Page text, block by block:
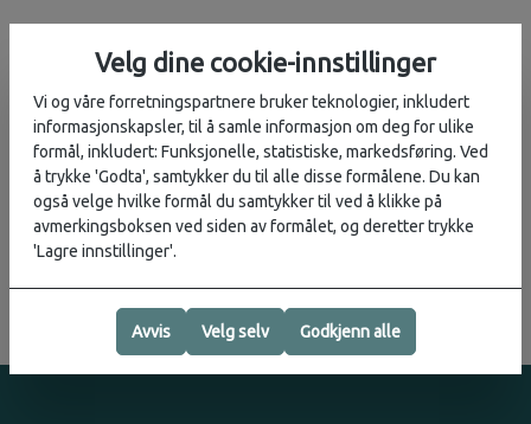
Reservoir drikkesystem - passer alle modeller.
Vurderinger
Produsent
Velg dine cookie-innstillinger
Vi og våre forretningspartnere bruker teknologier, inkludert
informasjonskapsler, til å samle informasjon om deg for ulike
formål, inkludert: Funksjonelle, statistiske, markedsføring. Ved
å trykke 'Godta', samtykker du til alle disse formålene. Du kan
også velge hvilke formål du samtykker til ved å klikke på
avmerkingsboksen ved siden av formålet, og deretter trykke
'Lagre innstillinger'.
Avvis Velg selv Godkjenn alle